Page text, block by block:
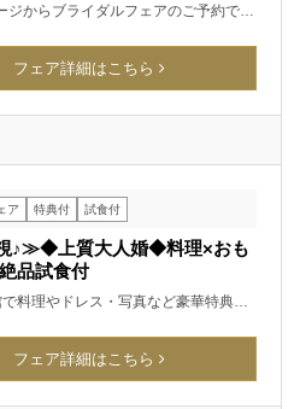
ジからブライダルフェアのご予約で…
フェア詳細はこちら
ア 特典付 試食付
♪≫◆上質大人婚◆料理×おも
品試食付
で料理やドレス・写真など豪華特典…
フェア詳細はこちら